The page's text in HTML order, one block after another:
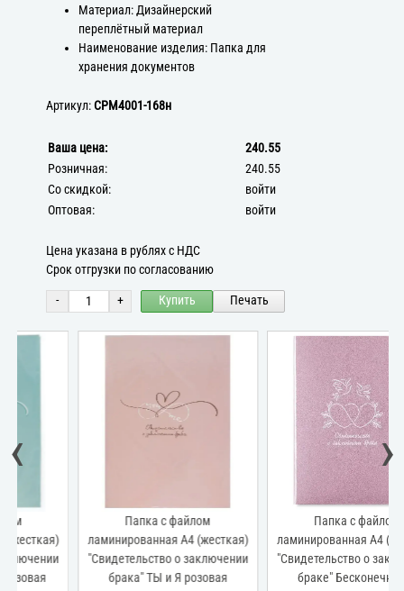
Материал: Дизайнерский
переплётный материал
Наименование изделия: Папка для
хранения документов
Артикул:СРМ4001-168н
Ваша цена:
240.55
Розничная:
240.55
Со скидкой:
войти
Оптовая:
войти
Цена указана в рублях с НДС
Срок отгрузки по согласованию
- + Купить Печать
Папка с файлом
ламинированная А4 (жесткая)
"Свидетельство о заключении
брака" ТЫ и Я розовая
Папка с файлом
ламинированная А4 (жесткая)
"Свидетельство о заключении
браке" Бесконечность
‹ ›